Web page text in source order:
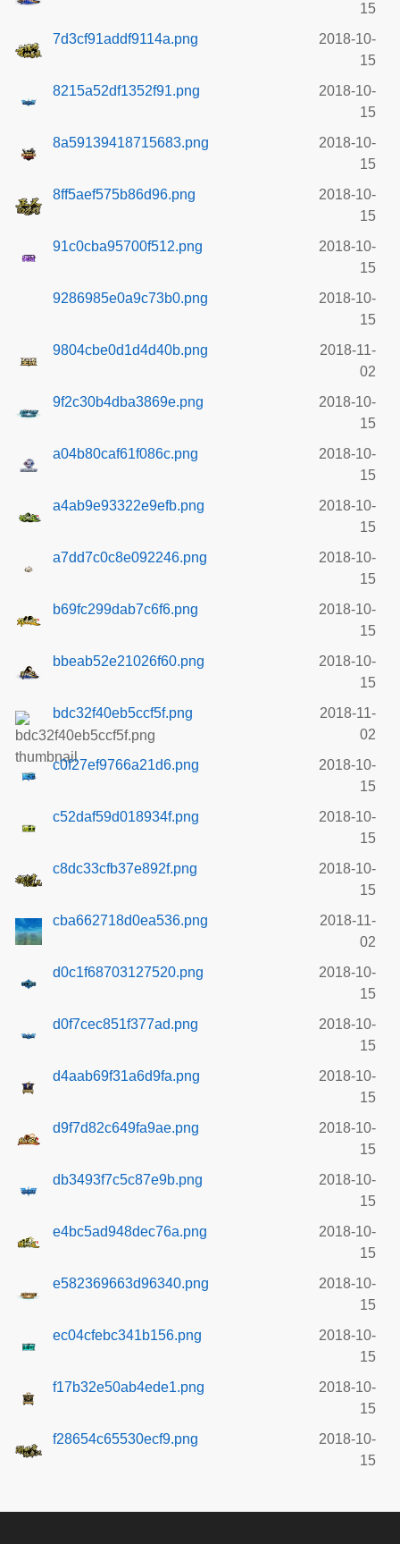
15
7d3cf91addf9114a.png
2018-10-
15
8215a52df1352f91.png
2018-10-
15
8a59139418715683.png
2018-10-
15
8ff5aef575b86d96.png
2018-10-
15
91c0cba95700f512.png
2018-10-
15
9286985e0a9c73b0.png
2018-10-
15
9804cbe0d1d4d40b.png
2018-11-
02
9f2c30b4dba3869e.png
2018-10-
15
a04b80caf61f086c.png
2018-10-
15
a4ab9e93322e9efb.png
2018-10-
15
a7dd7c0c8e092246.png
2018-10-
15
b69fc299dab7c6f6.png
2018-10-
15
bbeab52e21026f60.png
2018-10-
15
bdc32f40eb5ccf5f.png
2018-11-
02
c0f27ef9766a21d6.png
2018-10-
15
c52daf59d018934f.png
2018-10-
15
c8dc33cfb37e892f.png
2018-10-
15
cba662718d0ea536.png
2018-11-
02
d0c1f68703127520.png
2018-10-
15
d0f7cec851f377ad.png
2018-10-
15
d4aab69f31a6d9fa.png
2018-10-
15
d9f7d82c649fa9ae.png
2018-10-
15
db3493f7c5c87e9b.png
2018-10-
15
e4bc5ad948dec76a.png
2018-10-
15
e582369663d96340.png
2018-10-
15
ec04cfebc341b156.png
2018-10-
15
f17b32e50ab4ede1.png
2018-10-
15
f28654c65530ecf9.png
2018-10-
15